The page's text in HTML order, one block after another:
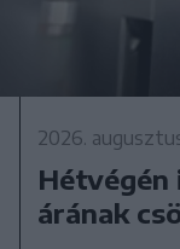
2026.
árának